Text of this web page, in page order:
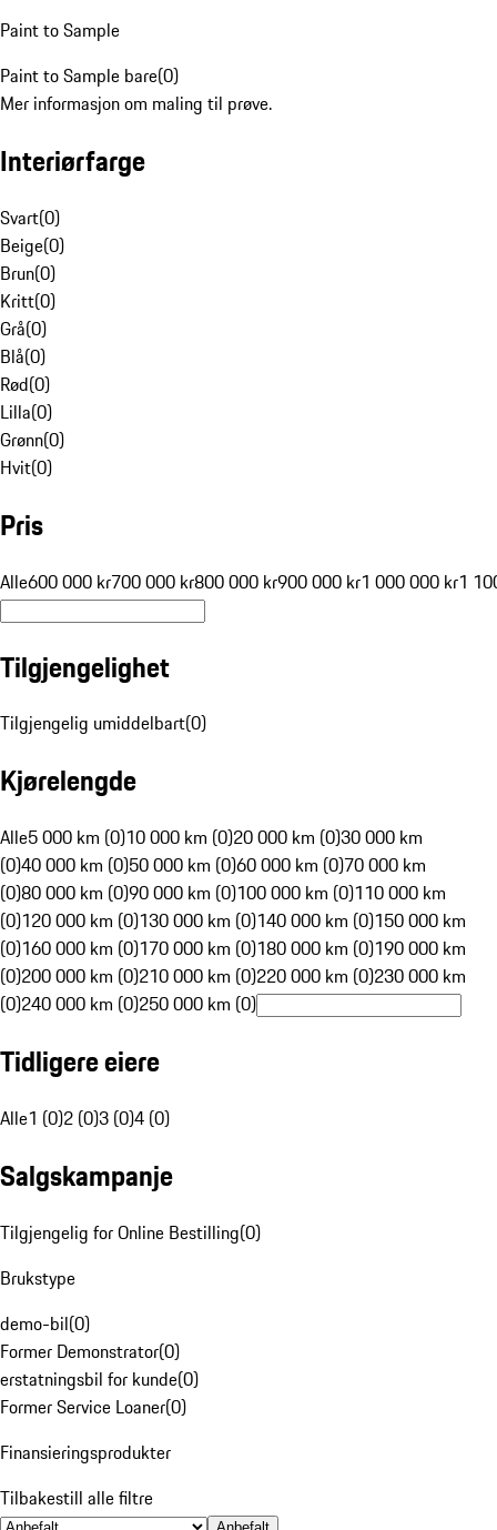
Paint to Sample
Paint to Sample bare(0)
Mer informasjon om maling til prøve.
Interiørfarge
Svart(0)
Beige(0)
Brun(0)
Kritt(0)
Grå(0)
Blå(0)
Rød(0)
Lilla(0)
Grønn(0)
Hvit(0)
Pris
Alle600 000 kr700 000 kr800 000 kr900 000 kr1 000 000 kr1
Tilgjengelighet
Tilgjengelig umiddelbart(0)
Kjørelengde
Alle5 000 km (0)10 000 km (0)20 000 km (0)30 000 km
(0)40 000 km (0)50 000 km (0)60 000 km (0)70 000 km
(0)80 000 km (0)90 000 km (0)100 000 km (0)110 000 km
(0)120 000 km (0)130 000 km (0)140 000 km (0)150 000 km
(0)160 000 km (0)170 000 km (0)180 000 km (0)190 000 km
(0)200 000 km (0)210 000 km (0)220 000 km (0)230 000 km
(0)240 000 km (0)250 000 km (0)
Tidligere eiere
Alle1 (0)2 (0)3 (0)4 (0)
Salgskampanje
Tilgjengelig for Online Bestilling(0)
Brukstype
demo-bil(0)
Former Demonstrator(0)
erstatningsbil for kunde(0)
Former Service Loaner(0)
Finansieringsprodukter
Tilbakestill alle filtre